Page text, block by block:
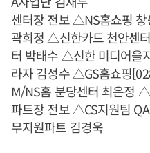
센터장 전보 △NS홈쇼핑
곽희정 △신한카드 천안센
터 박태수 △신한 미디어을
라자 김성수 △GS홈쇼핑
M/NS홈 분당센터 최은정
파트장 전보 △CS지원팀
무지원파트 김경욱